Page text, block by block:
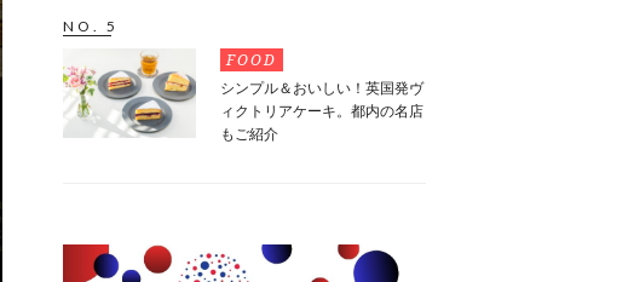
NO. 5
FOOD
シンプル＆おいしい！英国発ヴ
ィクトリアケーキ。都内の名店
もご紹介